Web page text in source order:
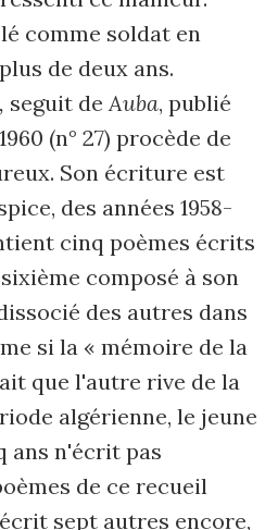
comme soldat en
de deux ans.
seguit de Auba, publié
(n° 27) procède de
Son écriture est
des années 1958-
cinq poèmes écrits
composé à son
des autres dans
si la « mémoire de la
que l'autre rive de la
algérienne, le jeune
ans n'écrit pas
de ce recueil
sept autres encore,